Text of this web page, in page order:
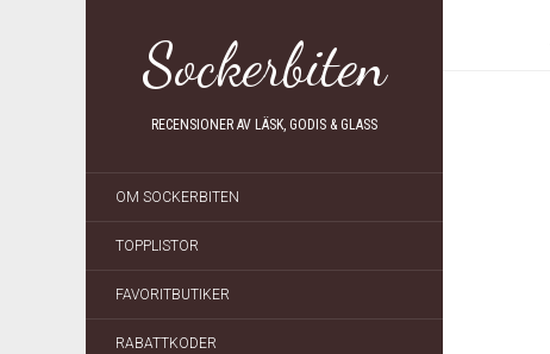
Sockerbiten
RECENSIONER AV LÄSK, GODIS & GLASS
OM SOCKERBITEN
TOPPLISTOR
FAVORITBUTIKER
RABATTKODER